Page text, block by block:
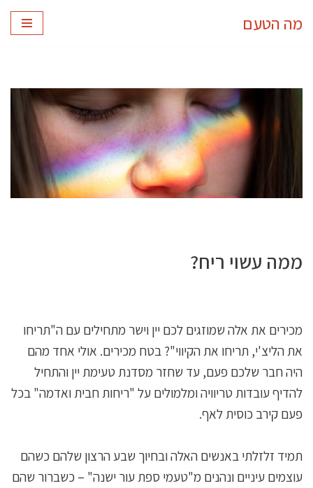
מה הטעם
ממה עשוי ריח?
מכירים את אלה שמוזגים לכם יין וישר מתחילים עם ה"תריחו
את הליצ'י, תריחו את הקיווי"? בטח מכירים. אולי אחד מהם
היה חבר שלכם פעם, עד שחזר מסדנת טעימת יין והתחיל
להדיף עובדות טריוויה ומלמולים על "ריחות חבית ואדמה" בכל
פעם קירב כוסית לאף.
תמיד זלזלתי באנשים האלה ובחיוך שבע הרצון שלהם כשהם
עוצמים עיניים ונהנים מ"טעמי ספת עור ישנה" – כשברור שהם